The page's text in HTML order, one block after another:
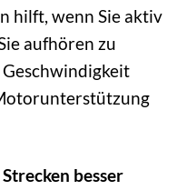
hilft, wenn Sie aktiv
aufhören zu
besser